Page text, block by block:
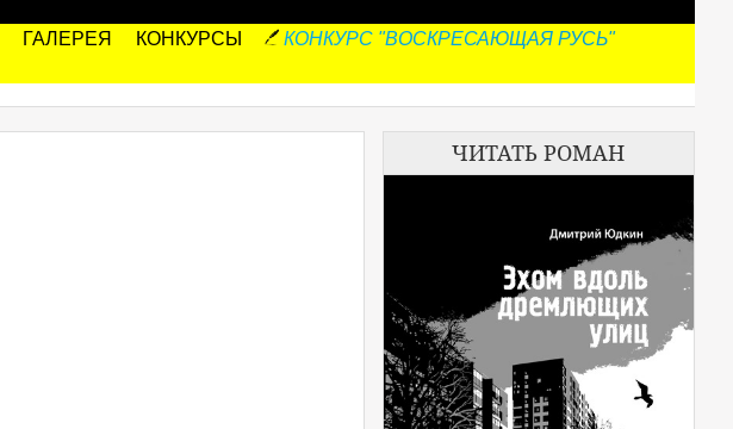
ГАЛЕРЕЯ КОНКУРСЫ
КОНКУРС "ВОСКРЕСАЮЩАЯ РУСЬ"
ЧИТАТЬ РОМАН